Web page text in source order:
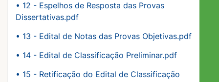
• 12 - Espelhos de Resposta das Provas
Dissertativas.pdf
• 13 - Edital de Notas das Provas Objetivas.pdf
• 14 - Edital de Classificação Preliminar.pdf
• 15 - Retificação do Edital de Classificação